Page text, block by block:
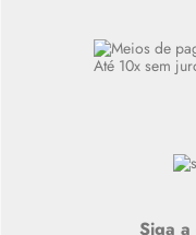
Siga nosso canal no
Até 10x sem
Siga a